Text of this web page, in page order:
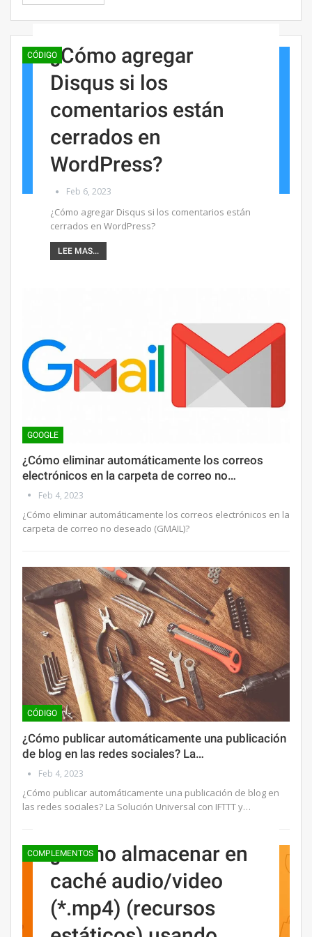
CÓDIGO¿Cómo agregar
Disqus si los
comentarios están
cerrados en
WordPress?
Feb 6, 2023
¿Cómo agregar Disqus si los comentarios están
cerrados en WordPress?
LEE MAS...
GOOGLE
¿Cómo eliminar automáticamente los correos
electrónicos en la carpeta de correo no…
Feb 4, 2023
¿Cómo eliminar automáticamente los correos electrónicos en la
carpeta de correo no deseado (GMAIL)?
CÓDIGO
¿Cómo publicar automáticamente una publicación
de blog en las redes sociales? La…
Feb 4, 2023
¿Cómo publicar automáticamente una publicación de blog en
las redes sociales? La Solución Universal con IFTTT y…
COMPLEMENTOS
¿Cómo almacenar en
caché audio/video
(*.mp4) (recursos